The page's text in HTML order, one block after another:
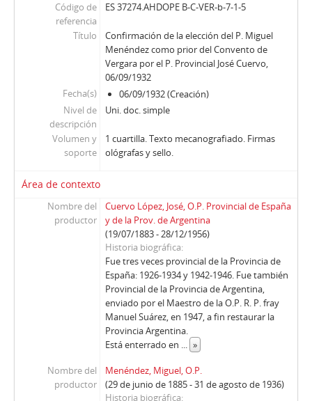
Código de
referencia
ES 37274.AHDOPE B-C-VER-b-7-1-5
Título
Confirmación de la elección del P. Miguel
Menéndez como prior del Convento de
Vergara por el P. Provincial José Cuervo,
06/09/1932
Fecha(s)
06/09/1932 (Creación)
Nivel de
descripción
Uni. doc. simple
Volumen y
soporte
1 cuartilla. Texto mecanografiado. Firmas
ológrafas y sello.
Área de contexto
Nombre del
productor
Cuervo López, José, O.P. Provincial de España
y de la Prov. de Argentina
(19/07/1883 - 28/12/1956)
Historia biográfica
Fue tres veces provincial de la Provincia de
España: 1926-1934 y 1942-1946. Fue también
Provincial de la Provincia de Argentina,
enviado por el Maestro de la O.P. R. P. fray
Manuel Suárez, en 1947, a fin restaurar la
Provincia Argentina.
Está enterrado en ... »
Nombre del
productor
Menéndez, Miguel, O.P.
(29 de junio de 1885 - 31 de agosto de 1936)
Historia biográfica